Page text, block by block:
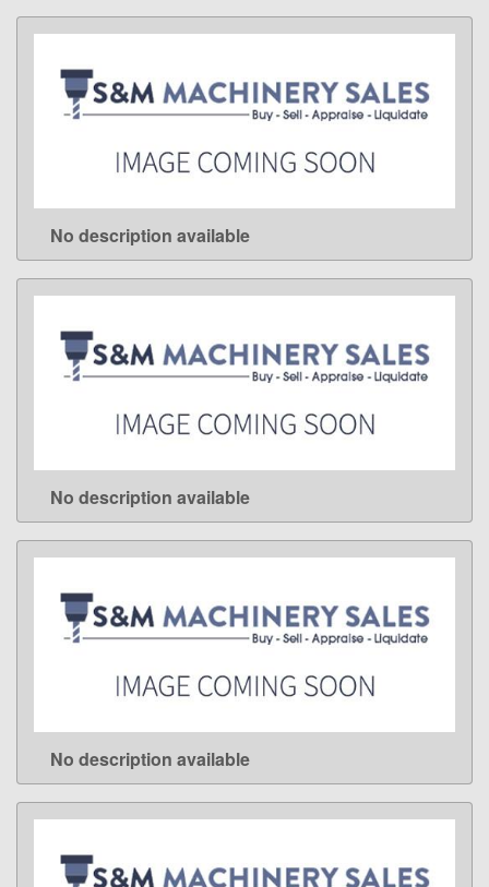
LEARN MORE
No description available
LEARN MORE
No description available
LEARN MORE
No description available